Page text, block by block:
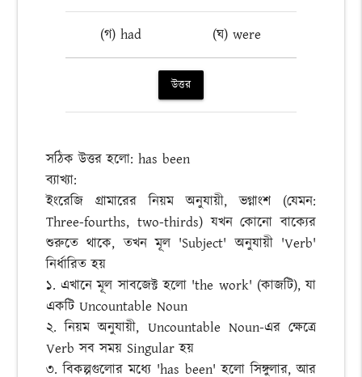
(গ) had (ঘ) were
উত্তর
সঠিক উত্তর হলো: has been
ব্যাখ্যা:
ইংরেজি গ্রামারের নিয়ম অনুযায়ী, ভগ্নাংশ (যেমন:
Three-fourths, two-thirds) যখন কোনো বাক্যের
শুরুতে থাকে, তখন মূল 'Subject' অনুযায়ী 'Verb'
নির্ধারিত হয়
১. এখানে মূল সাবজেক্ট হলো 'the work' (কাজটি), যা
একটি Uncountable Noun
২. নিয়ম অনুযায়ী, Uncountable Noun-এর ক্ষেত্রে
Verb সব সময় Singular হয়
৩. বিকল্পগুলোর মধ্যে 'has been' হলো সিঙ্গুলার, আর